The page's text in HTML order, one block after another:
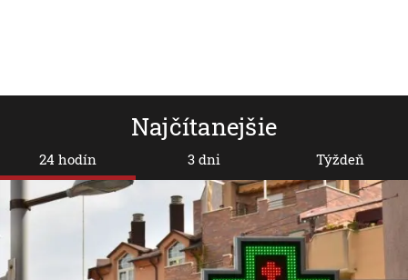
Najčítanejšie
24 hodín 3 dni Týždeň